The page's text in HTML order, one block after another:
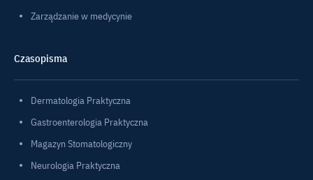
Zarządzanie w medycynie
Czasopisma
Dermatologia Praktyczna
Gastroenterologia Praktyczna
Magazyn Stomatologiczny
Neurologia Praktyczna